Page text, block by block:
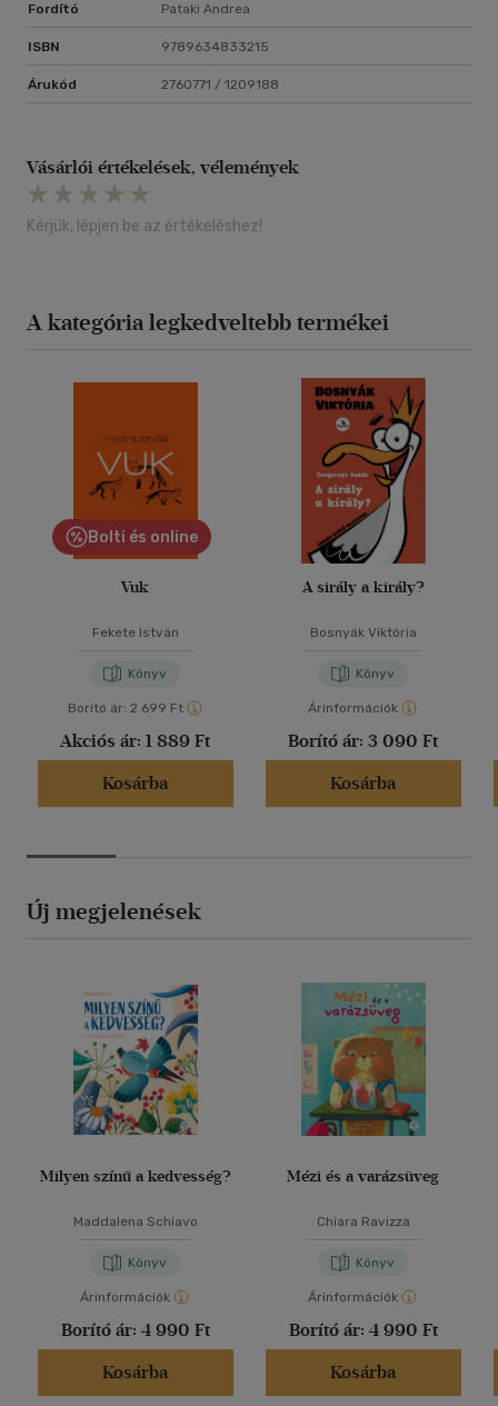
Fordító Pataki Andrea
ISBN 9789634833215
Árukód 2760771 / 1209188
Vásárlói értékelések, vélemények
Kérjük, lépjen be az értékeléshez!
A kategória legkedveltebb termékei
Bolti és online
Vuk
Fekete István
Könyv
Borító ár: 2 699 Ft
Akciós ár: 1 889 Ft
Kosárba
A sirály a király?
Bosnyák Viktória
Könyv
Árinformációk
Borító ár: 3 090 Ft
Kosárba
Új megjelenések
Milyen színű a kedvesség?
Maddalena Schiavo
Könyv
Árinformációk
Borító ár: 4 990 Ft
Kosárba
Mézi és a varázsüveg
Chiara Ravizza
Könyv
Árinformációk
Borító ár: 4 990 Ft
Kosárba